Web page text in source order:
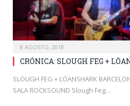
8 AGOSTO, 2018
CRÓNICA: SLOUGH FEG +
SLOUGH FEG + LÖANSHARK
SALA ROCKSOUND Slough Feg…